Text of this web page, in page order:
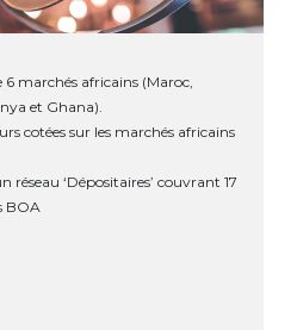
marchés africains (Maroc,
et Ghana).
cotées sur les marchés africains
réseau ‘Dépositaires’ couvrant 17
BOA